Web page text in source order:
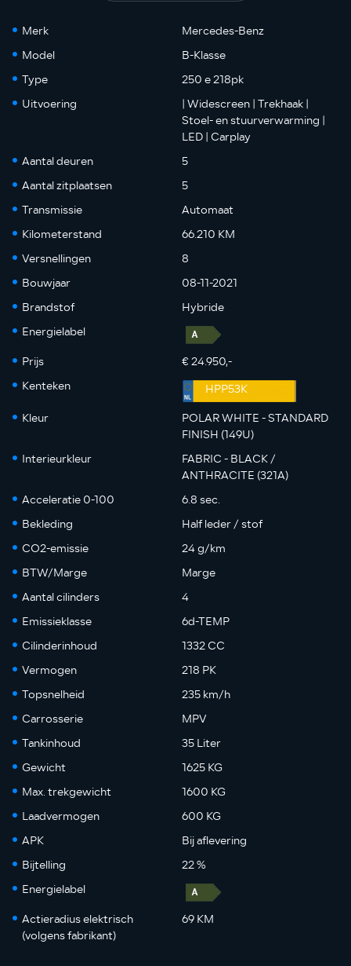
Merk
Mercedes-Benz
Model
B-Klasse
Type
250 e 218pk
Uitvoering
| Widescreen | Trekhaak |
Stoel- en stuurverwarming |
LED | Carplay
Aantal deuren
5
Aantal zitplaatsen
5
Transmissie
Automaat
Kilometerstand
66.210 KM
Versnellingen
8
Bouwjaar
08-11-2021
Brandstof
Hybride
Energielabel
Prijs
€ 24.950,-
Kenteken
HPP53K
Kleur
POLAR WHITE - STANDARD
FINISH (149U)
Interieurkleur
FABRIC - BLACK /
ANTHRACITE (321A)
Acceleratie 0-100
6.8 sec.
Bekleding
Half leder / stof
CO2-emissie
24 g/km
BTW/Marge
Marge
Aantal cilinders
4
Emissieklasse
6d-TEMP
Cilinderinhoud
1332 CC
Vermogen
218 PK
Topsnelheid
235 km/h
Carrosserie
MPV
Tankinhoud
35 Liter
Gewicht
1625 KG
Max. trekgewicht
1600 KG
Laadvermogen
600 KG
APK
Bij aflevering
Bijtelling
22 %
Energielabel
Actieradius elektrisch
(volgens fabrikant)
69 KM